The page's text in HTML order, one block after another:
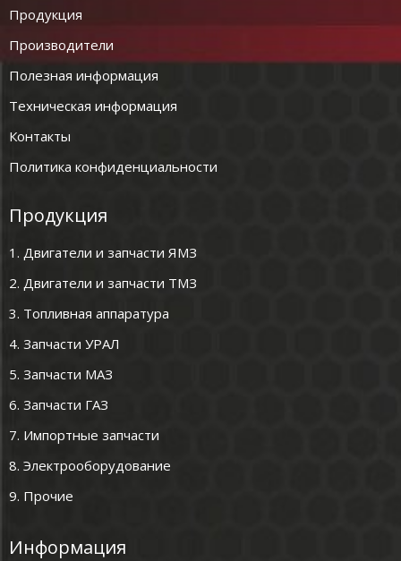
Продукция
Производители
Полезная информация
Техническая информация
Контакты
Политика конфиденциальности
Продукция
1. Двигатели и запчасти ЯМЗ
2. Двигатели и запчасти ТМЗ
3. Топливная аппаратура
4. Запчасти УРАЛ
5. Запчасти МАЗ
6. Запчасти ГАЗ
7. Импортные запчасти
8. Электрооборудование
9. Прочие
Информация